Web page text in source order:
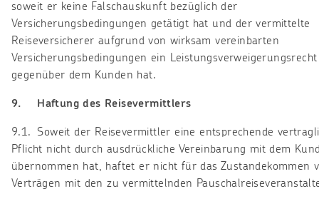
soweit er keine Falschauskunft bezüglich der
Versicherungsbedingungen getätigt hat und der vermittelte
Reiseversicherer aufgrund von wirksam vereinbarten
Versicherungsbedingungen ein Leistungsverweigerungsrecht
gegenüber dem Kunden hat.
9. Haftung des Reisevermittlers
9.1. Soweit der Reisevermittler eine entsprechende
Pflicht nicht durch ausdrückliche Vereinbarung mit dem
übernommen hat, haftet er nicht für das Zustandekommen
Verträgen mit den zu vermittelnden